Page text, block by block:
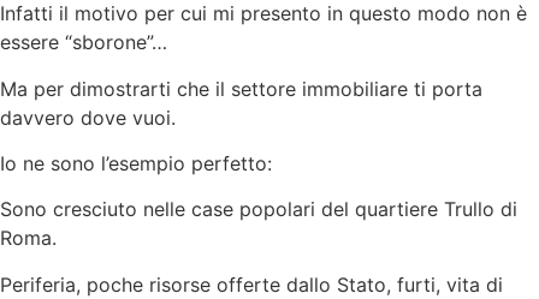
Infatti il motivo per cui mi presento in questo modo non è
essere “sborone”…
Ma per dimostrarti che il settore immobiliare ti porta
davvero dove vuoi.
Io ne sono l’esempio perfetto:
Sono cresciuto nelle case popolari del quartiere Trullo di
Roma.
Periferia, poche risorse offerte dallo Stato, furti, vita di